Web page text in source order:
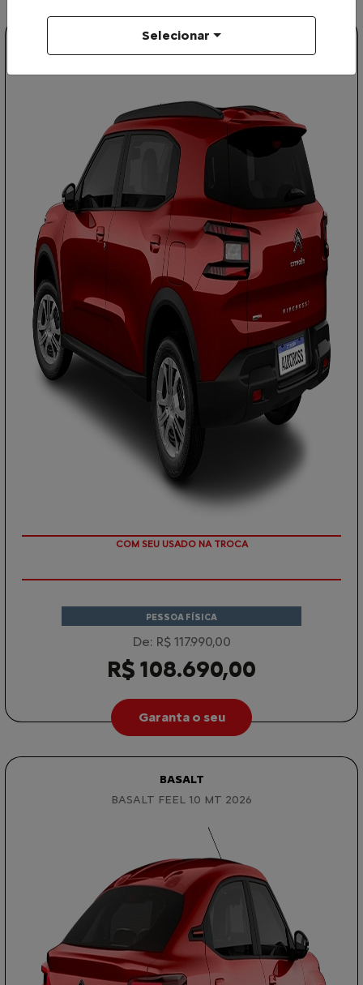
AIRCROSS
TAXA ZERO EM 12X
PESSOA FÍSICA
De: R$ 117.990,00
R$ 108.690,00
Garanta o seu
BASALT
BASALT FEEL 1.0 MT 2026
Selecionar